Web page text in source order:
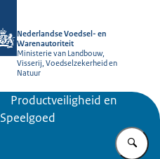
Nederlandse Voedsel- en
Warenautoriteit
Ministerie van Landbouw,
Visserij, Voedselzekerheid en
Natuur
Productveiligheid en
Speelgoed